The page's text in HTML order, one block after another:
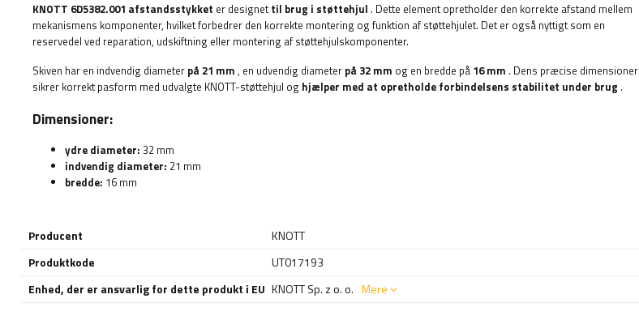
KNOTT 6D5382.001 afstandsstykket er designettil brug i støttehjul . Dette element opretholder den korrekte afstand mellem
mekanismens komponenter, hvilket forbedrer den korrekte montering og funktion af støttehjulet. Det er også nyttigt som en
reservedel ved reparation, udskiftning eller montering af støttehjulskomponenter.
Skiven har en indvendig diameter på 21 mm , en udvendig diameter på 32 mm og en bredde på 16 mm . Dens præcise dimensioner
sikrer korrekt pasform med udvalgte KNOTT-støttehjul og hjælper med at opretholde forbindelsens stabilitet under brug .
Dimensioner:
ydre diameter: 32 mm
indvendig diameter: 21 mm
bredde: 16 mm
Producent
KNOTT
Produktkode
UT017193
Enhed, der er ansvarlig for dette produkt i EU KNOTT Sp. z o. o. Mere